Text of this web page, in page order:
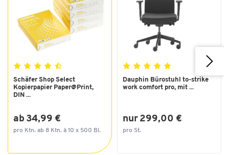
Schäfer Shop Select
Kopierpapier Paper@Print,
DIN ...
ab 34,99 €
pro Ktn. ab 8 Ktn. à 10 x 500 Bl.
Dauphin Bürostuhl to-strike
work comfort pro, mit ...
nur 299,00 €
pro St.